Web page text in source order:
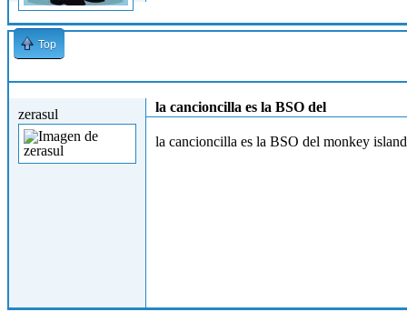
Top
zerasul la cancioncilla es la BSO del
la cancioncilla es la BSO del monkey